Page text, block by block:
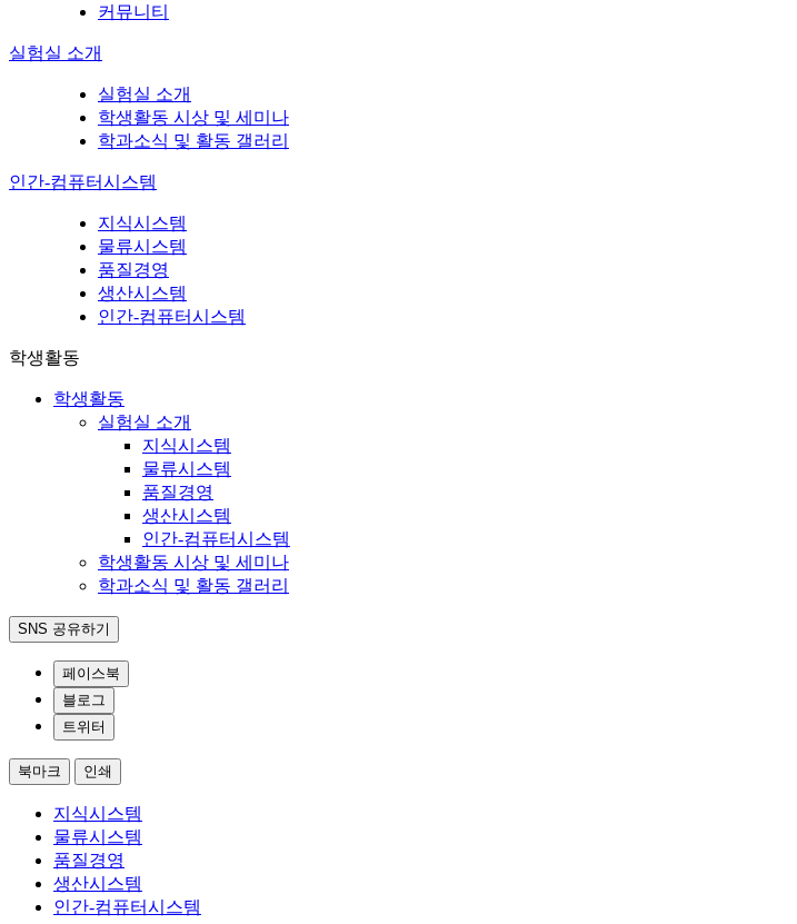
커뮤니티
실험실 소개
실험실 소개
학생활동 시상 및 세미나
학과소식 및 활동 갤러리
인간-컴퓨터시스템
지식시스템
물류시스템
품질경영
생산시스템
인간-컴퓨터시스템
학생활동
학생활동
실험실 소개
지식시스템
물류시스템
품질경영
생산시스템
인간-컴퓨터시스템
학생활동 시상 및 세미나
학과소식 및 활동 갤러리
SNS 공유하기
페이스북
블로그
트위터
북마크 인쇄
지식시스템
물류시스템
품질경영
생산시스템
인간-컴퓨터시스템